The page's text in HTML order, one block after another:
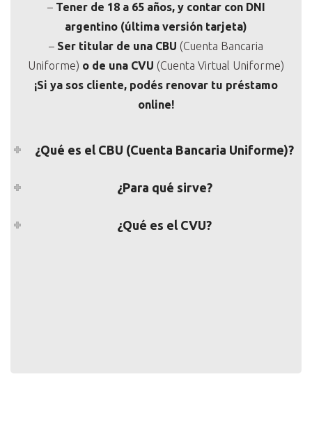
–Tener de 18 a 65 años, y contar con DNI
argentino (última versión tarjeta)
– Ser titular de una CBU (Cuenta Bancaria
Uniforme) o de una CVU (Cuenta Virtual Uniforme)
¡Si ya sos cliente, podés renovar tu préstamo
online!
¿Qué es el CBU (Cuenta Bancaria Uniforme)?
¿Para qué sirve?
¿Qué es el CVU?